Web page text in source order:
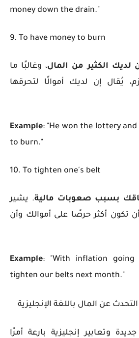
money down the drain."
9. To have money to burn
لديك الكثير من المال، وغالبًا ما
يُقال إن لديك أموالًا لتحرقها
Example: "He won the lottery
to burn."
10. To tighten one's belt
بسبب صعوبات مالية. يشير
تكون أكثر حرصًا على أموالك وأن
Example: "With inflation
tighten our belts next month."
عن المال باللغة الإنجليزية
وتعابير إنجليزية بارعة أمرًا